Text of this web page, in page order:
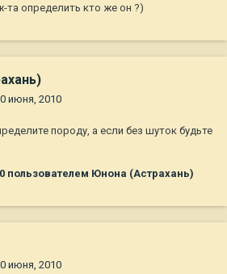
определить кто же он ?)
июня, 2010
породу, а если без шуток будьте
пользователем Юнона (Астрахань)
июня, 2010